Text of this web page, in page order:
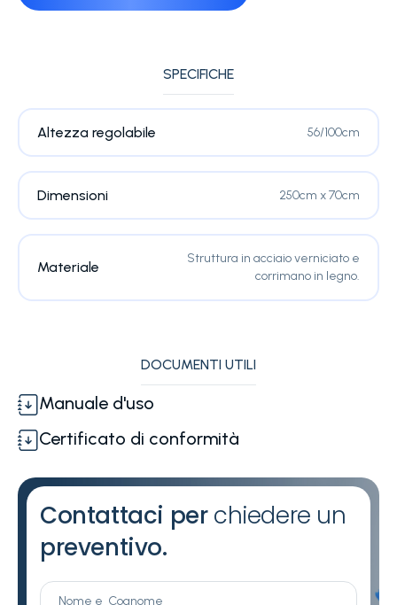
SPECIFICHE
Altezza regolabile 56/100cm
Dimensioni 250cm x 70cm
Materiale
Struttura in acciaio verniciato e
corrimano in legno.
DOCUMENTI UTILI
Manuale d'uso
Certificato di conformità
Contattaci perchiedere un
preventivo.